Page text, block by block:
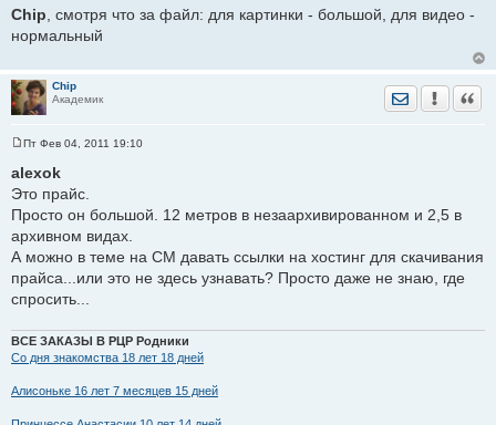
о
о
б
щ
и
е
Chip , смотря что за файл: для картинки - большой, для видео -
нормальный
Chip
Академик
Отправить
о
б
е
н
е
Пт Фев 04, 2011 19:10
alexok
Это прайс.
Просто он большой. 12 метров в незаархивированном и 2,5 в
архивном видах.
А можно в теме на СМ давать ссылки на хостинг для скачивания
прайса...или это не здесь узнавать? Просто даже не знаю, где
спросить...
ВСЕ ЗАКАЗЫ В РЦР Родники
Со дня знакомства 18 лет 18 дней
Алисоньке 16 лет 7 месяцев 15 дней